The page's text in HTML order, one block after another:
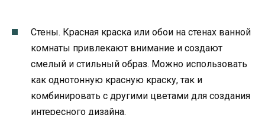
Стены. Красная краска или обои на стенах ванной
комнаты привлекают внимание и создают
смелый и стильный образ. Можно использовать
как однотонную красную краску, так и
комбинировать с другими цветами для создания
интересного дизайна.